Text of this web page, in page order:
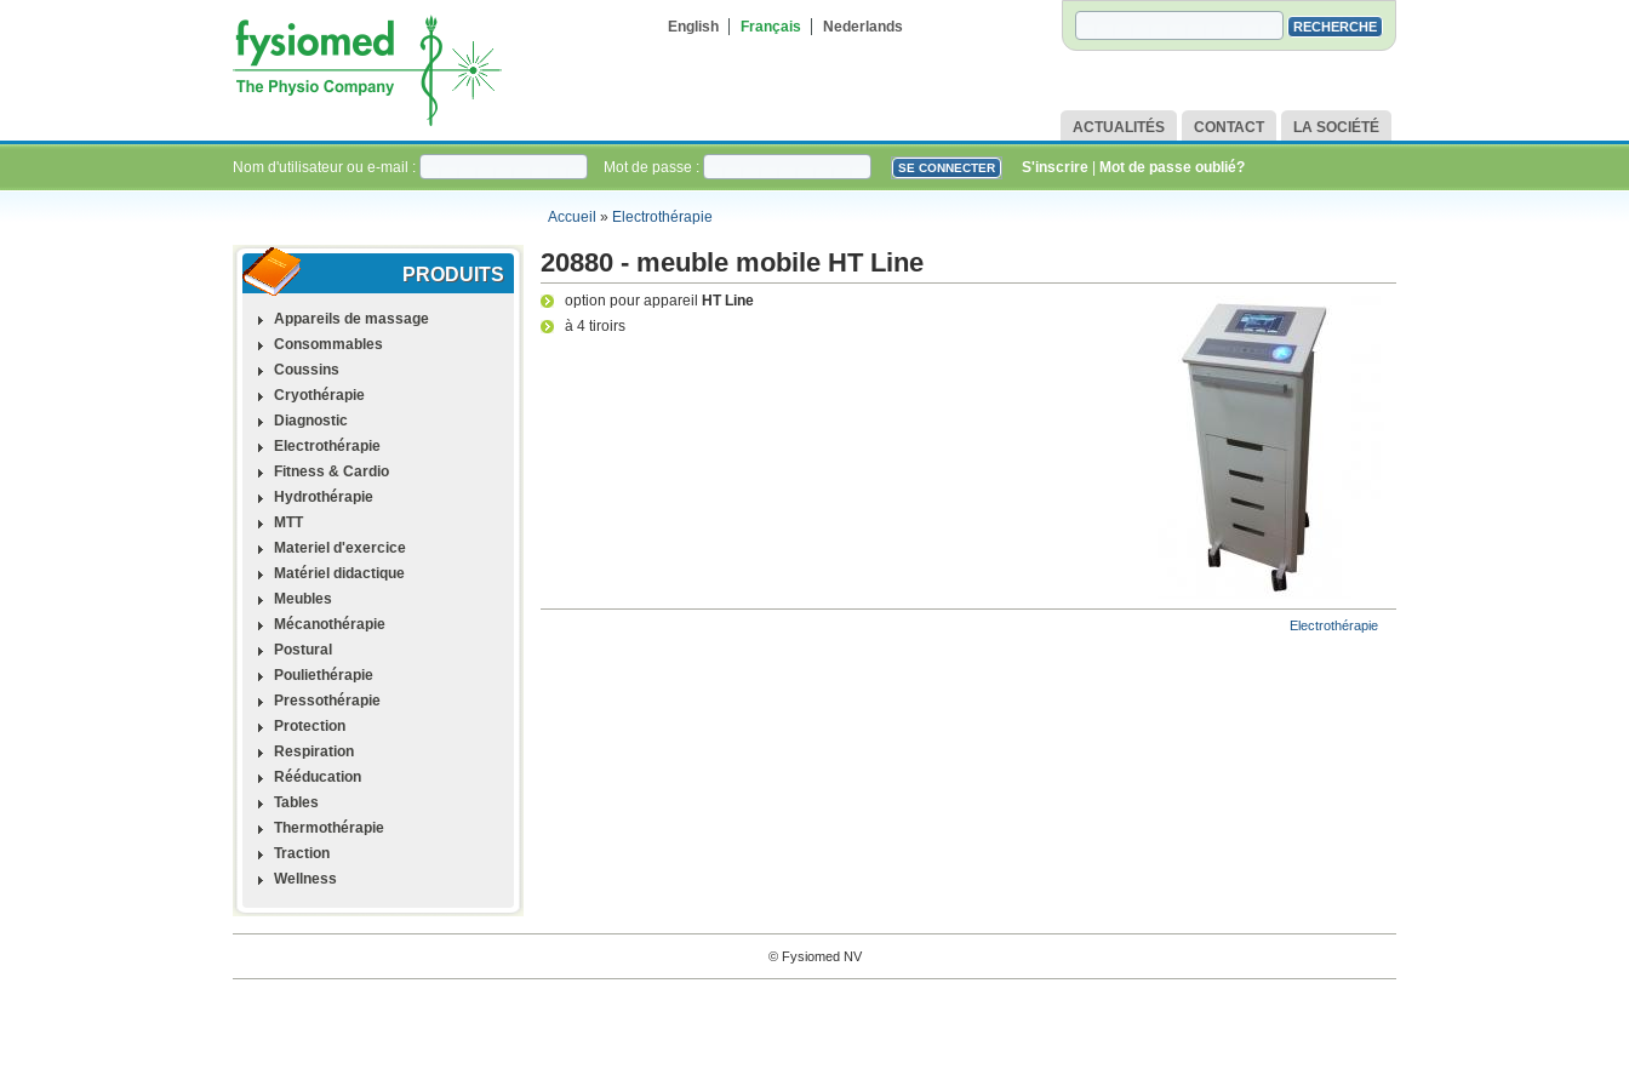
English Français Nederlands
ACTUALITÉS CONTACT LA SOCIÉTÉ
Nom d'utilisateur ou e-mail : Mot de passe : S'inscrire Mot de passe oublié?
Accueil » Electrothérapie
PRODUITS
Appareils de massage
Consommables
Coussins
Cryothérapie
Diagnostic
Electrothérapie
Fitness & Cardio
Hydrothérapie
MTT
Materiel d'exercice
Matériel didactique
Meubles
Mécanothérapie
Postural
Pouliethérapie
Pressothérapie
Protection
Respiration
Rééducation
Tables
Thermothérapie
Traction
Wellness
20880 - meuble mobile HT Line
option pour appareil
HT Line
à 4 tiroirs
Electrothérapie
© Fysiomed NV